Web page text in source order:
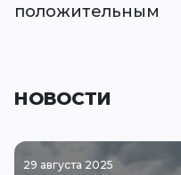
положительным
НОВОСТИ
29 августа 2025